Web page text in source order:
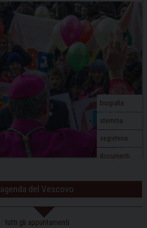
biografia
stemma
segreteria
documenti
agenda del Vescovo
tutti gli appuntamenti